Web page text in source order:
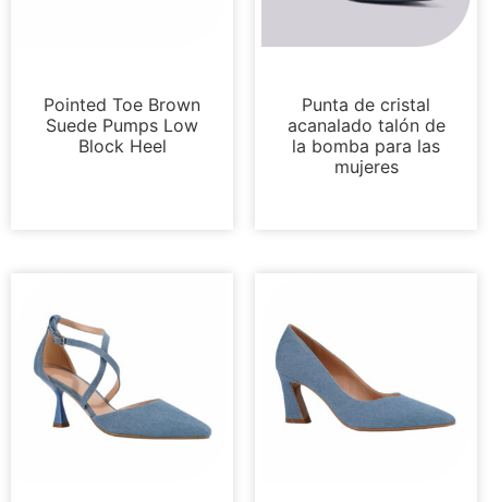
Pointed Toe Brown
Suede Pumps Low
Block Heel
Punta de cristal
acanalado talón de
la bomba para las
mujeres